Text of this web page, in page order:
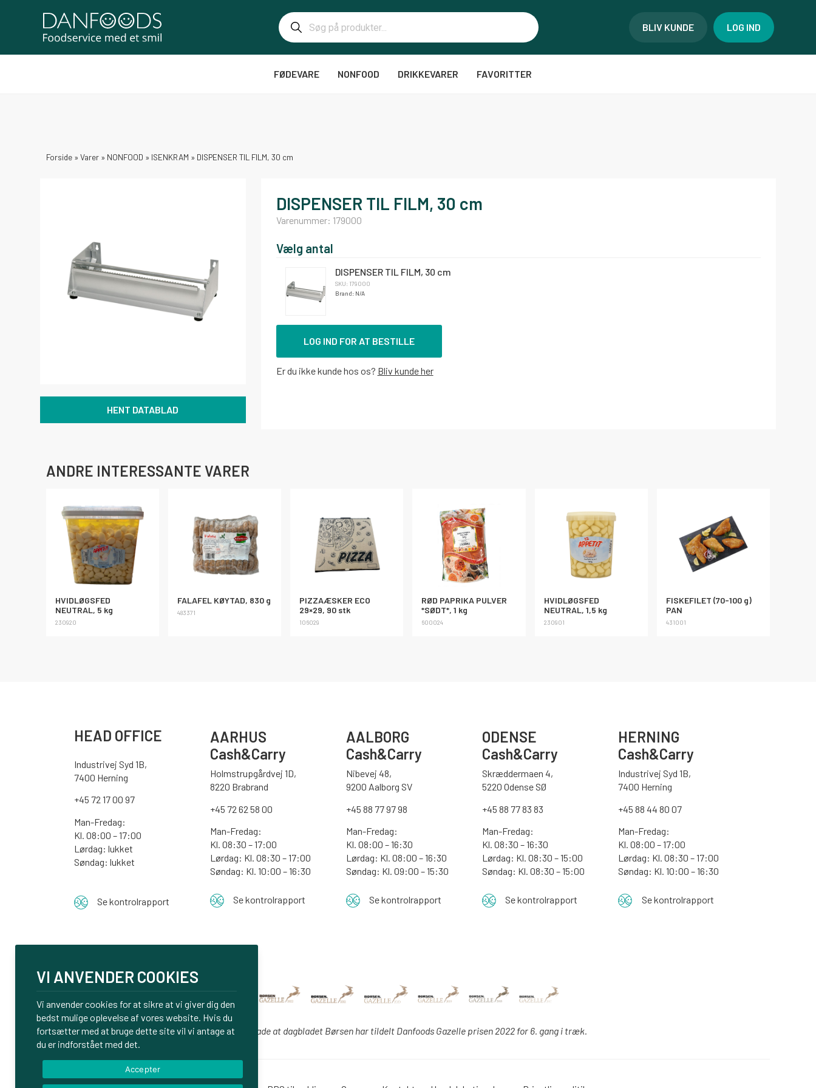
BLIV KUNDE LOG IND
FØDEVARE NONFOOD DRIKKEVARER FAVORITTER
Forside » Varer » NONFOOD » ISENKRAM » DISPENSER TIL FILM, 30 cm
HENT DATABLAD
DISPENSER TIL FILM, 30 cm
Varenummer: 179000
Vælg antal
DISPENSER TIL FILM, 30 cm
SKU: 179000
Brand: N/A
LOG IND FOR AT BESTILLE
Er du ikke kunde hos os? Bliv kunde her
ANDRE INTERESSANTE VARER
HVIDLØGSFED
NEUTRAL, 5 kg
230920
FALAFEL KØYTAD, 830 g
483371
PIZZAÆSKER ECO
29×29, 90 stk
106029
RØD PAPRIKA PULVER
*SØDT*, 1 kg
600024
HVIDLØGSFED
NEUTRAL, 1,5 kg
230901
FISKEFILET (70-100 g)
PAN
431001
HEAD OFFICE
Industrivej Syd 1B,
7400 Herning
+45 72 17 00 97
Man-Fredag:
Kl. 08:00 – 17:00
Lørdag: lukket
Søndag: lukket
Se kontrolrapport
AARHUS
Cash&Carry
Holmstrupgårdvej 1D,
8220 Brabrand
+45 72 62 58 00
Man-Fredag:
Kl. 08:30 – 17:00
Lørdag: Kl. 08:30 – 17:00
Søndag: Kl. 10:00 – 16:30
Se kontrolrapport
AALBORG
Cash&Carry
Nibevej 48,
9200 Aalborg SV
+45 88 77 97 98
Man-Fredag:
Kl. 08:00 – 16:30
Lørdag: Kl. 08:00 – 16:30
Søndag: Kl. 09:00 – 15:30
Se kontrolrapport
ODENSE
Cash&Carry
Skræddermaen 4,
5220 Odense SØ
+45 88 77 83 83
Man-Fredag:
Kl. 08:30 – 16:30
Lørdag: Kl. 08:30 – 15:00
Søndag: Kl. 08:30 – 15:00
Se kontrolrapport
HERNING
Cash&Carry
Industrivej Syd 1B,
7400 Herning
+45 88 44 80 07
Man-Fredag:
Kl. 08:00 – 17:00
Lørdag: Kl. 08:30 – 17:00
Søndag: Kl. 10:00 – 16:30
Se kontrolrapport
Vi er glade at dagbladet Børsen har tildelt Danfoods Gazelle prisen 2022 for 6. gang i træk.
VI ANVENDER COOKIES
Vi anvender cookies for at sikre at vi giver dig den
bedst mulige oplevelse af vores website. Hvis du
fortsætter med at bruge dette site vil vi antage at
du er indforstået med det.
Accepter